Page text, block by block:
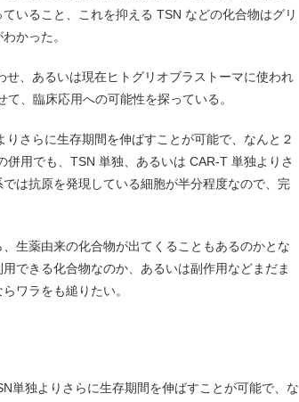
いること、これを抑える TSN などの化合物はグリ
かった。
、あるいは現在ヒトグリオブラストーマに使われ
、臨床応用への可能性を探っている。
さらに生存期間を伸ばすことが可能で、なんと２
用でも、TSN 単独、あるいは CAR-T 単独よりさ
は抗原を発現している細胞が半分程度なので、完
生薬由来の化合物が出てくることもあるのかとな
できる化合物なのか、あるいは副作用などまだま
ワラをも縋りたい。
単独よりさらに生存期間を伸ばすことが可能で、な